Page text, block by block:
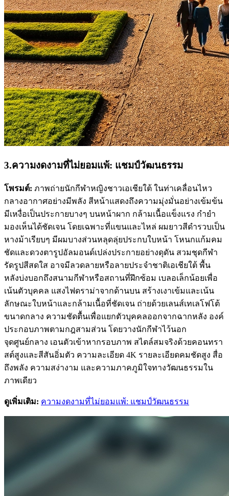
3.ความงดงามที่ไม่ยอมแพ้: แชมป์วัฒนธรรม
โพรมต์: ภาพถ่ายนักกีฬาหญิงชาวเอเชียใต้ ในท่าเคลื่อนไหว
กลางอากาศอย่างมีพลัง สีหน้าแสดงถึงความมุ่งมั่นอย่างเข้มข้น
มีเหงื่อเป็นประกายบางๆ บนหน้าผาก กล้ามเนื้อแข็งแรง กำยำ
มองเห็นได้ชัดเจน โดยเฉพาะที่แขนและไหล่ ผมยาวสีดำรวบเป็น
หางม้าเรียบๆ มีผมบางส่วนหลุดลุ่ยประกบใบหน้า โหนกแก้มคม
ชัดและดวงตารูปอัลมอนด์เปล่งประกายอย่างดุดัน สวมชุดกีฬา
รัดรูปสีสดใส อาจมีลวดลายหรือลายประจำชาติเอเชียใต้ พื้น
หลังบ่งบอกถึงสนามกีฬาหรือสถานที่ฝึกซ้อม เบลอเล็กน้อยเพื่อ
เน้นตัวบุคคล แสงไฟดราม่าจากด้านบน สร้างเงาเข้มและเน้น
ลักษณะใบหน้าและกล้ามเนื้อที่ชัดเจน ถ่ายด้วยเลนส์เทเลโฟโต้
ขนาดกลาง ความชัดตื้นเพื่อแยกตัวบุคคลออกจากฉากหลัง องค์
ประกอบภาพตามกฎสามส่วน โดยวางนักกีฬาไว้นอก
จุดศูนย์กลาง เอนตัวเข้าหากรอบภาพ สไตล์สมจริงด้วยคอนทรา
สต์สูงและสีสันอิ่มตัว ความละเอียด 4K รายละเอียดคมชัดสูง สื่อ
ถึงพลัง ความสง่างาม และความภาคภูมิใจทางวัฒนธรรมใน
ภาพเดียว
ดูเพิ่มเติม: ความงดงามที่ไม่ยอมแพ้: แชมป์วัฒนธรรม